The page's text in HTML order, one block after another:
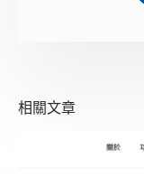
相關文章